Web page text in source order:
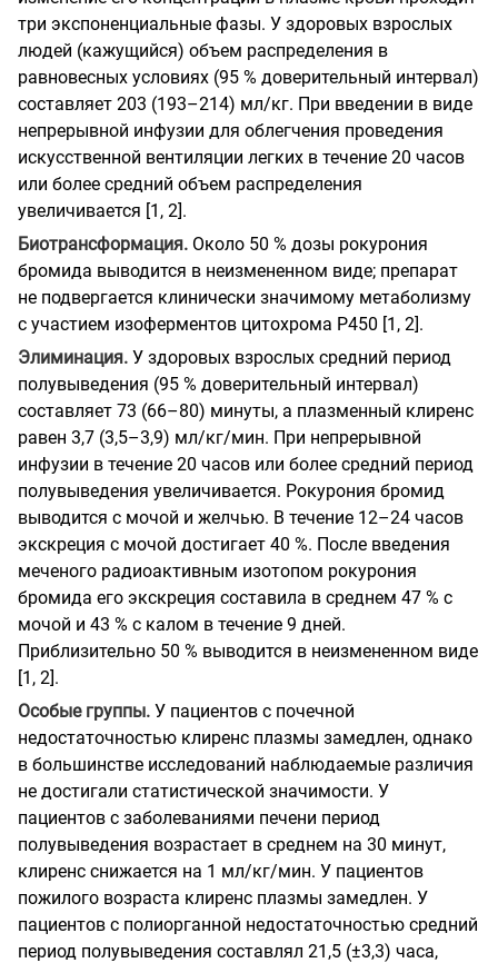
три экспоненциальные фазы. У здоровых взрослых
людей (кажущийся) объем распределения в
равновесных условиях (95 % доверительный интервал)
составляет 203 (193–214) мл/кг. При введении в виде
непрерывной инфузии для облегчения проведения
искусственной вентиляции легких в течение 20 часов
или более средний объем распределения
увеличивается [1, 2].
Биотрансформация. Около 50 % дозы рокурония
бромида выводится в неизмененном виде; препарат
не подвергается клинически значимому метаболизму
с участием изоферментов цитохрома P450 [1, 2].
Элиминация. У здоровых взрослых средний период
полувыведения (95 % доверительный интервал)
составляет 73 (66–80) минуты, а плазменный клиренс
равен 3,7 (3,5–3,9) мл/кг/мин. При непрерывной
инфузии в течение 20 часов или более средний период
полувыведения увеличивается. Рокурония бромид
выводится с мочой и желчью. В течение 12–24 часов
экскреция с мочой достигает 40 %. После введения
меченого радиоактивным изотопом рокурония
бромида его экскреция составила в среднем 47 % с
мочой и 43 % с калом в течение 9 дней.
Приблизительно 50 % выводится в неизмененном виде
[1, 2].
Особые группы. У пациентов с почечной
недостаточностью клиренс плазмы замедлен, однако
в большинстве исследований наблюдаемые различия
не достигали статистической значимости. У
пациентов с заболеваниями печени период
полувыведения возрастает в среднем на 30 минут,
клиренс снижается на 1 мл/кг/мин. У пациентов
пожилого возраста клиренс плазмы замедлен. У
пациентов с полиорганной недостаточностью средний
период полувыведения составлял 21,5 (±3,3) часа,